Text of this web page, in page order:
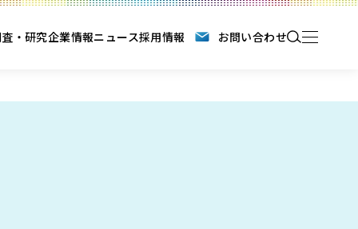
・研究企業情報ニュース採用情報 お問い合わせ